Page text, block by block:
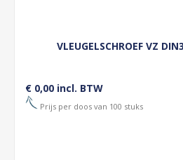
VLEUGELSCHROEF VZ
€ 0,00 incl. BTW
Prijs per doos van 100 stuks